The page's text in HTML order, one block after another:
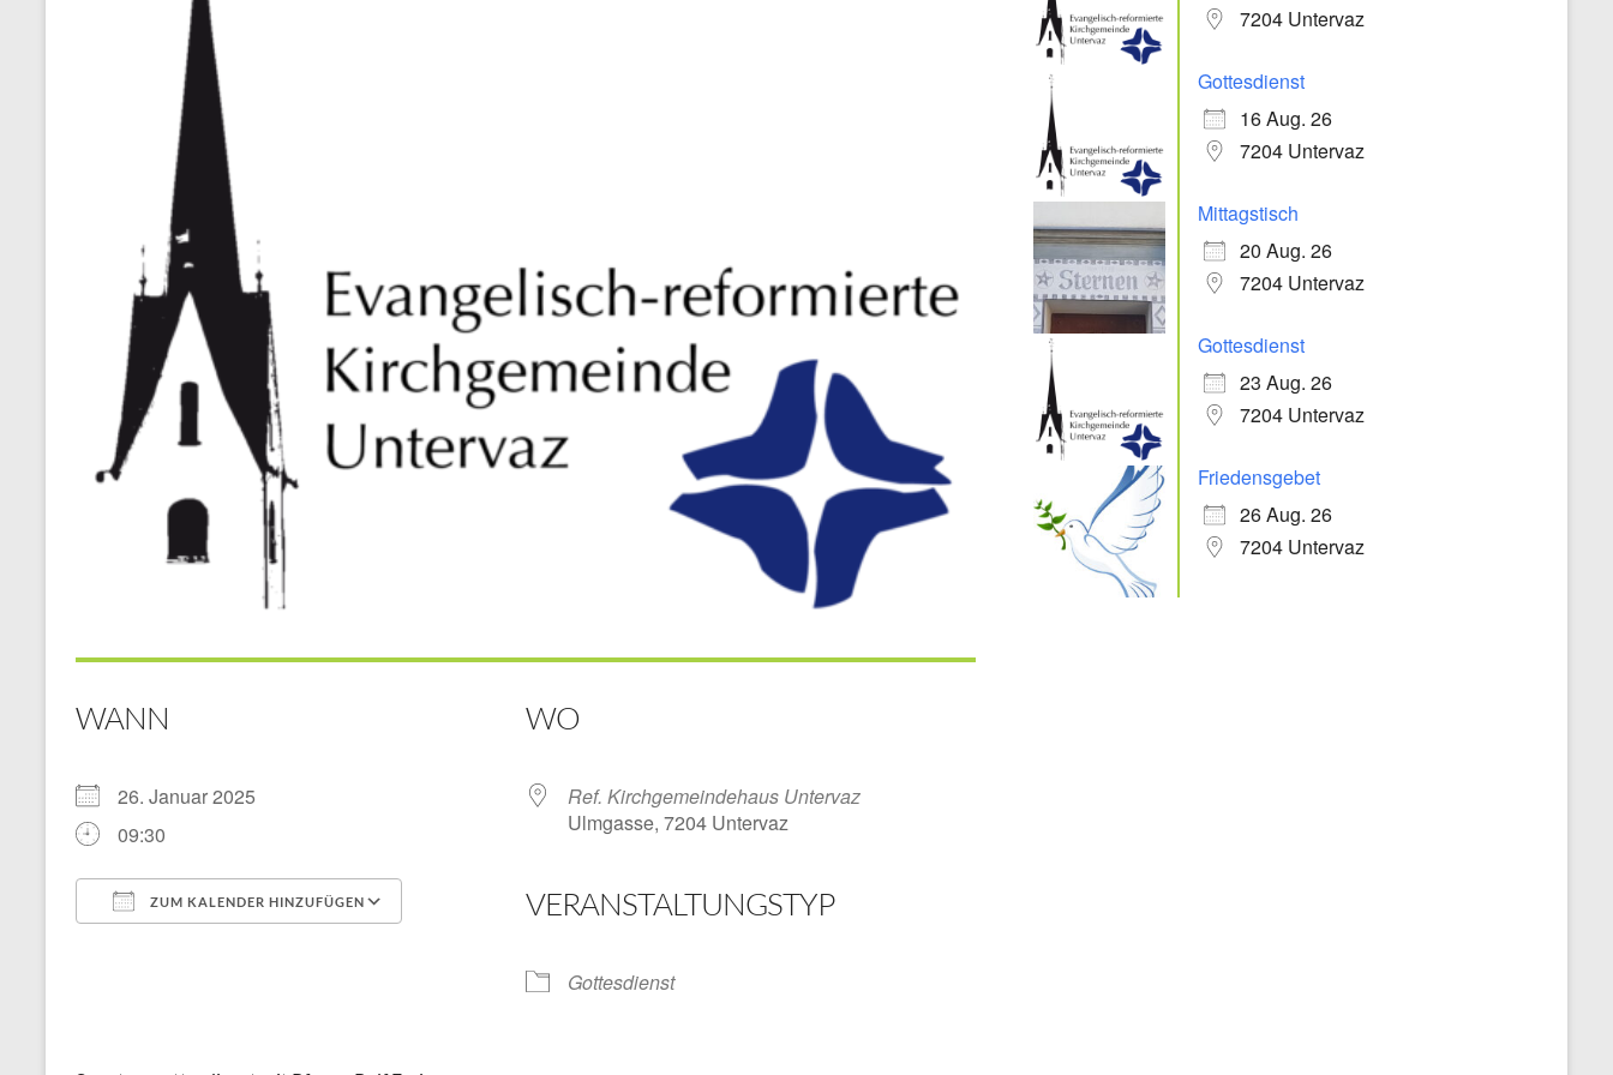
WANN
26. Januar 2025
09:30
ZUM KALENDER HINZUFÜGEN
WO
Ref. Kirchgemeindehaus Untervaz
Ulmgasse, 7204 Untervaz
VERANSTALTUNGSTYP
Gottesdienst
7204 Untervaz
Gottesdienst
16 Aug. 26
7204 Untervaz
Mittagstisch
20 Aug. 26
7204 Untervaz
Gottesdienst
23 Aug. 26
7204 Untervaz
Friedensgebet
26 Aug. 26
7204 Untervaz